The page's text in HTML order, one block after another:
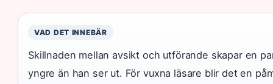
VAD DET INNEBÄR
Skillnaden mellan avsikt och utförande skapar en
yngre än han ser ut. För vuxna läsare blir det en